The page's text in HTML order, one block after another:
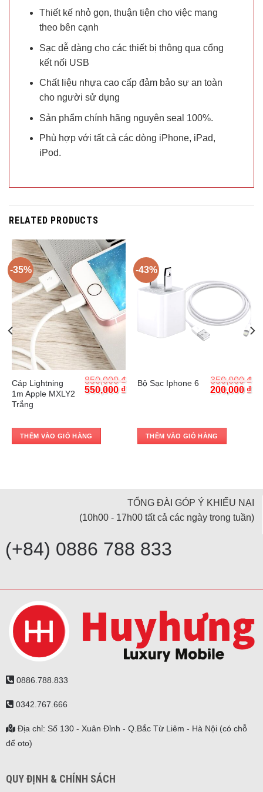
Thiết kế nhỏ gọn, thuận tiện cho việc mang
theo bên cạnh
Sạc dễ dàng cho các thiết bị thông qua cổng
kết nối USB
Chất liệu nhựa cao cấp đảm bảo sự an toàn
cho người sử dụng
Sản phẩm chính hãng nguyên seal 100%.
Phù hợp với tất cả các dòng iPhone, iPad,
iPod.
RELATED PRODUCTS
-35%
Trả góp 0%
Cáp Lightning
1m Apple MXLY2
Trắng
850,000₫
Original
price
550,000 ₫Current
THÊM VÀO GIỎ HÀNG
-43%
Bộ Sạc Iphone 6 350,000₫
Original
price
200,000 ₫
THÊM VÀO GIỎ HÀNG
Current
price
TỔNG ĐÀI GÓP Ý KHIẾU NẠI
(10h00 - 17h00 tất cả các ngày trong tuần)
(+84) 0886 788 833
0886.788.833
0342.767.666
Địa chỉ: Số 130 - Xuân Đỉnh - Q.Bắc Từ Liêm - Hà Nội (có chỗ
để oto)
QUY ĐỊNH & CHÍNH SÁCH